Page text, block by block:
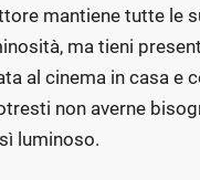
mantiene tutte le
ma tieni
al cinema in casa e
non averne
luminoso.